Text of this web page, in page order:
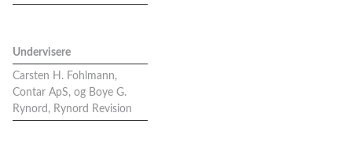
Undervisere
Carsten H. Fohlmann,
Contar ApS, og Boye G.
Rynord, Rynord Revision